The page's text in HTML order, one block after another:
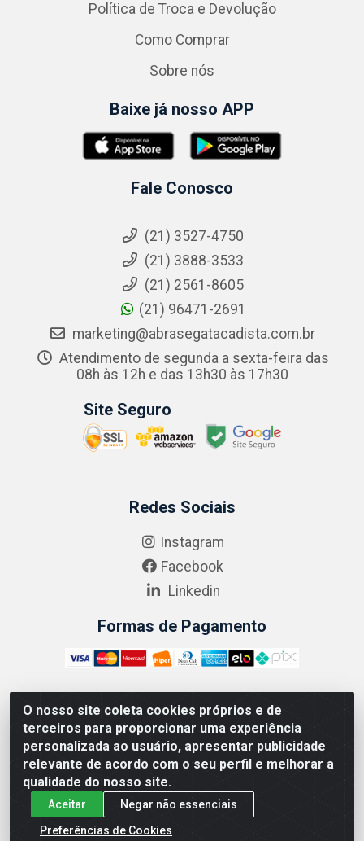
O nosso site coleta cookies próprios e de
terceiros para proporcionar uma experiência
personalizada ao usuário, apresentar publicidade
relevante de acordo com o seu perfil e melhorar a
qualidade do nosso site.
Aceitar
Negar não essenciais
Preferências de Cookies
Política de Troca e Devolução
Como Comprar
Sobre nós
Baixe já nosso APP
Fale Conosco
(21) 3527-4750
(21) 3888-3533
(21) 2561-8605
(21) 96471-2691
marketing@abrasegatacadista.com.br
Atendimento de segunda a sexta-feira das
08h às 12h e das 13h30 às 17h30
Site Seguro
Redes Sociais
Instagram
Facebook
Linkedin
Formas de Pagamento
ABRASEG COMÉRCIO ATACADISTA LTDA - CNPJ:
10.894.768/0001-00 - Avenida Lobo Júnior, 1045 -
Penha Circular - Rio de Janeiro - RJ - CEP 21020-124